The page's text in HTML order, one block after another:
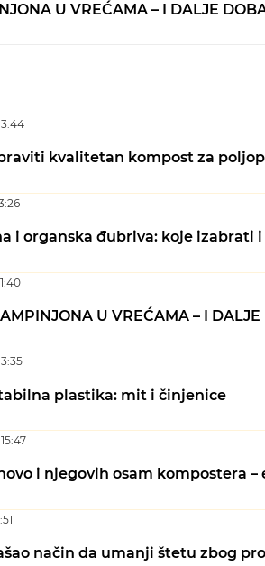
U VREĆAMA – I DALJE
kvalitetan kompost za
i organska đubriva: koje izabrati
U VREĆAMA – I
plastika: mit i činjenice
i njegovih osam kompostera
način da umanji štetu zbog